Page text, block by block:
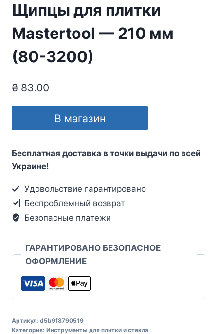
Щипцы для плитки
Mastertool — 210 мм
(80-3200)
₴ 83.00
В магазин
Бесплатная доставка в точки выдачи по всей
Украине!
Удовольствие гарантировано
Беспроблемный возврат
Безопасные платежи
ГАРАНТИРОВАНО БЕЗОПАСНОЕ
ОФОРМЛЕНИЕ
Артикул: d5b9f8790519
Категория: Инструменты для плитки и стекла